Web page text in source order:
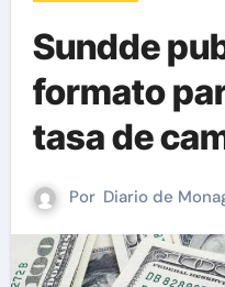
Sundde
formato
tasa de
Por Diario de